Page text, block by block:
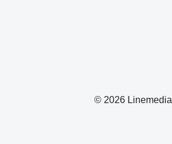
© 2026 Linemedia